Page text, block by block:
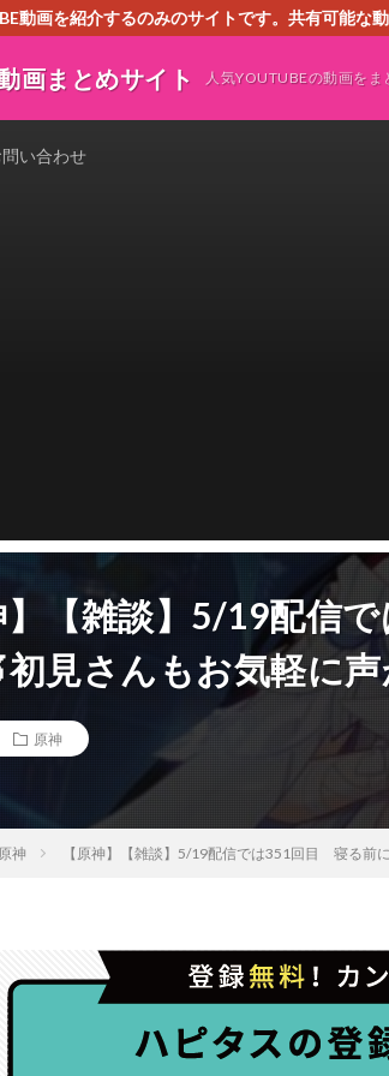
動画を紹介するのみのサイトです。共有可能
画まとめサイト 人気YOUTUBEの動画を
問い合わせ
】【雑談】5/19配信
見さんもお気軽に
原神
原神 【原神】【雑談】5/19配信では351回目 寝る前